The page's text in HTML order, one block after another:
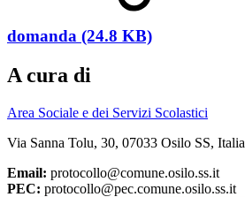
domanda (24.8 KB)
A cura di
Area Sociale e dei Servizi Scolastici
Via Sanna Tolu, 30, 07033 Osilo SS, Italia
Email: protocollo@comune.osilo.ss.it
PEC: protocollo@pec.comune.osilo.ss.it